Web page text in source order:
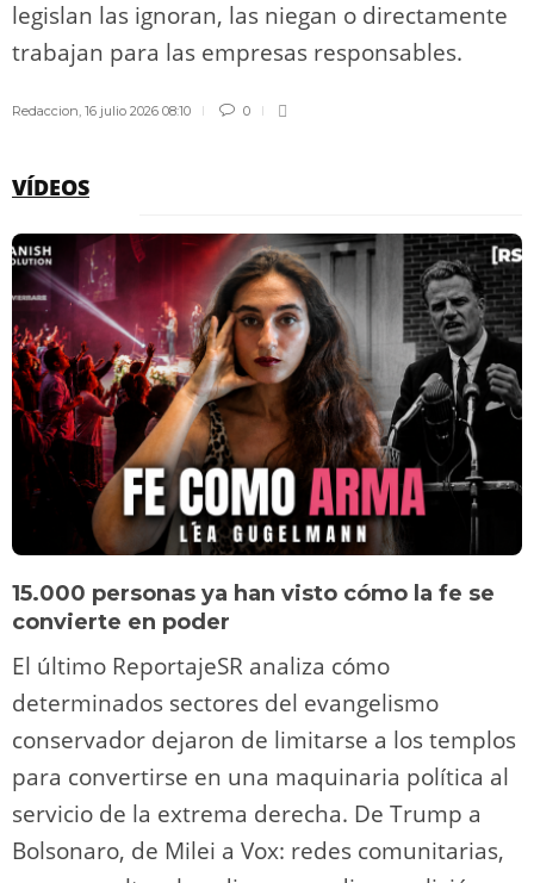
legislan las ignoran, las niegan o directamente
trabajan para las empresas responsables.
Redaccion 16 julio 2026 08:10 0
VÍDEOS
15.000 personas ya han visto cómo la fe se
convierte en poder
El último ReportajeSR analiza cómo
determinados sectores del evangelismo
conservador dejaron de limitarse a los templos
para convertirse en una maquinaria política al
servicio de la extrema derecha. De Trump a
Bolsonaro, de Milei a Vox: redes comunitarias,